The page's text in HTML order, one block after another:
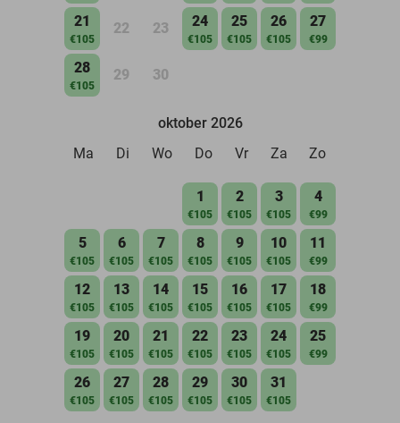
21
€105
22 23 24
€105
25
€105
26
€105
27
€99
28
€105
29 30
oktober 2026
Ma
Di Wo Do Vr Za Zo
1
€105
2
€105
3
€105
4
€99
5
€105
6
€105
7
€105
8
€105
9
€105
10
€105
11
€99
12
€105
13
€105
14
€105
15
€105
16
€105
17
€105
18
€99
19
€105
20
€105
21
€105
22
€105
23
€105
24
€105
25
€99
26
€105
27
€105
28
€105
29
€105
30
€105
31
€105